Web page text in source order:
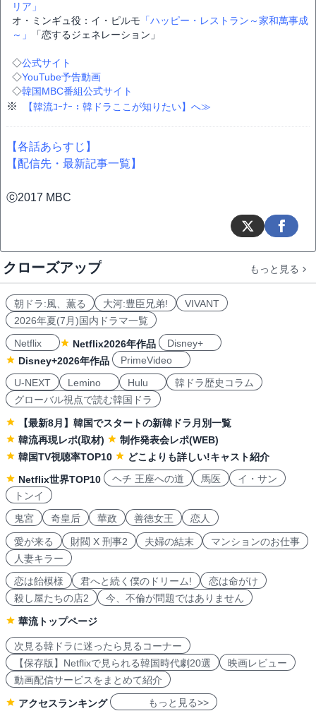
リア」
オ・ミンギュ役：イ・ピルモ 「ハッピー・レストラン～家和萬事成
～」
「恋するジェネレーション」
◇公式サイト
◇YouTube予告動画
◇韓国MBC番組公式サイト
※ 【韓流ｺｰﾅｰ：韓ドラここが知りたい】へ≫
【各話あらすじ】
【配信先・最新記事一覧】
ⓒ2017 MBC
クローズアップ もっと見る
朝ドラ:風、薫る 大河:豊臣兄弟!
VIVANT
2026年夏(7月)国内ドラマ一覧
Netflix
Netflix2026年作品
Disney+
Disney+2026年作品
PrimeVideo
U-NEXT
Lemino Hulu
韓ドラ歴史コラム
グローバル視点で読む韓国ドラ
【最新8月】韓国でスタートの新韓ドラ月別一覧
韓流再現レポ(取材)
制作発表会レポ(WEB)
韓国TV視聴率TOP10
どこよりも詳しい!キャスト紹介
Netflix世界TOP10
ヘチ 王座への道 馬医
イ・サン
トンイ
鬼宮
奇皇后 華政 善徳女王 恋人
愛が来る 財閥 X 刑事2 夫婦の結末
マンションのお仕事
人妻キラー
恋は飴模様
君へと続く僕のドリーム!
恋は命がけ
殺し屋たちの店2
今、不倫が問題ではありません
華流トップページ
次見る韓ドラに迷ったら見るコーナー
【保存版】Netflixで見られる韓国時代劇20選
映画レビュー
動画配信サービスをまとめて紹介
アクセスランキング もっと見る>>